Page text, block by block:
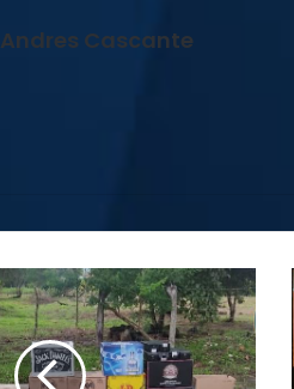
Andres Cascante